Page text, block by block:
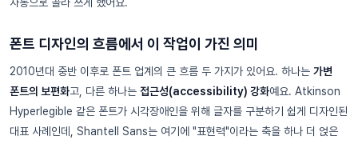
폰트 디자인의 흐름에서 이 작업이 가진 의미
2010년대 중반 이후로 폰트 업계의 큰 흐름 두 가지가 있어요. 하나는 가변
폰트의 보편화고, 다른 하나는 접근성(accessibility) 강화예요. Atkinson
Hyperlegible 같은 폰트가 시각장애인을 위해 글자를 구분하기 쉽게 디자인된
대표 사례인데, Shantell Sans는 여기에 "표현력"이라는 축을 하나 더 얹은